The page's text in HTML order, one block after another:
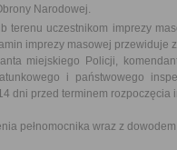
Narodowej.
terenu uczestnikom imprezy
imprezy masowej przewiduje
miejskiego Policji,
i państwowego
dni przed terminem rozpoczęcia
pełnomocnika wraz z